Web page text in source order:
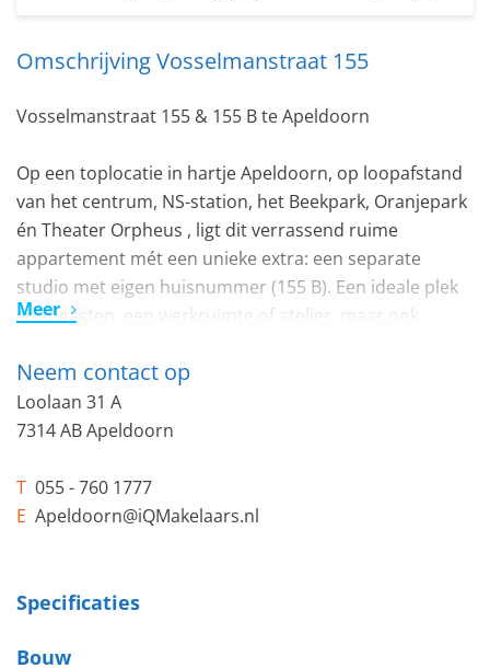
Omschrijving Vosselmanstraat 155
Vosselmanstraat 155 & 155 B te Apeldoorn
Op een toplocatie in hartje Apeldoorn, op loopafstand
van het centrum, NS-station, het Beekpark, Oranjepark
én Theater Orpheus , ligt dit verrassend ruime
appartement mét een unieke extra: een separate
studio met eigen huisnummer (155 B). Een ideale plek
voor gasten, een werkruimte of atelier, maar ook
kunt wonen!
Indeling appartement (nr. 155) 74m2
Via de centrale entree bereikt u het appartement. De
hal beschikt over een toiletruimte, een ruime bergkast
fraaie visgraatvloer en halfopen keuken.
Meer
Neem contact op
Loolaan 31 A
7314 AB Apeldoorn
T 055 - 760 1777
E Apeldoorn@iQMakelaars.nl
Specificaties
Bouw